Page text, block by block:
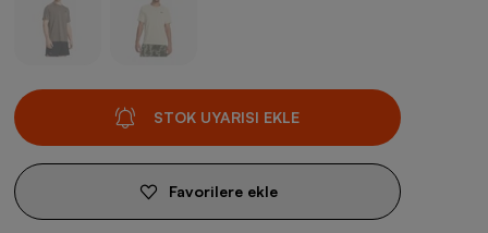
STOK UYARISI EKLE
Favorilere ekle